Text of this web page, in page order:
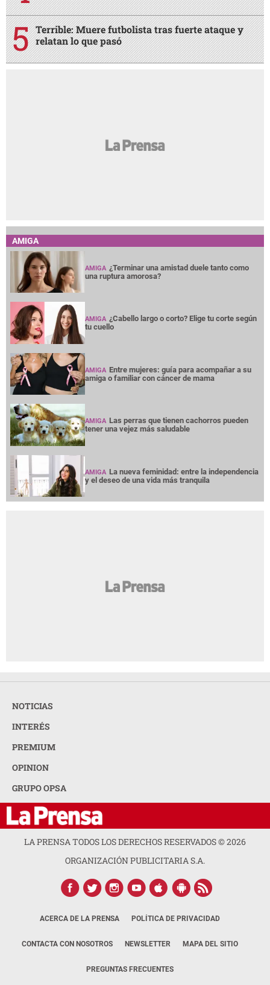
Terrible: Muere futbolista tras fuerte ataque y
relatan lo que pasó
AMIGA
AMIGA ¿Terminar una amistad duele tanto como
una ruptura amorosa?
AMIGA ¿Cabello largo o corto? Elige tu corte según
tu cuello
AMIGA Entre mujeres: guía para acompañar a su
amiga o familiar con cáncer de mama
AMIGA Las perras que tienen cachorros pueden
tener una vejez más saludable
AMIGA La nueva feminidad: entre la independencia
y el deseo de una vida más tranquila
NOTICIAS
INTERÉS
PREMIUM
OPINION
GRUPO OPSA
LA PRENSA TODOS LOS DERECHOS RESERVADOS ©2026
ORGANIZACIÓN PUBLICITARIA S.A.
ACERCA DE LA PRENSA POLÍTICA DE PRIVACIDAD
CONTACTA CON NOSOTROS NEWSLETTER MAPA DEL SITIO
PREGUNTAS FRECUENTES